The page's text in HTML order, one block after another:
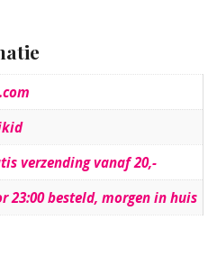
verzending vanaf 20,-
23:00 besteld, morgen in huis